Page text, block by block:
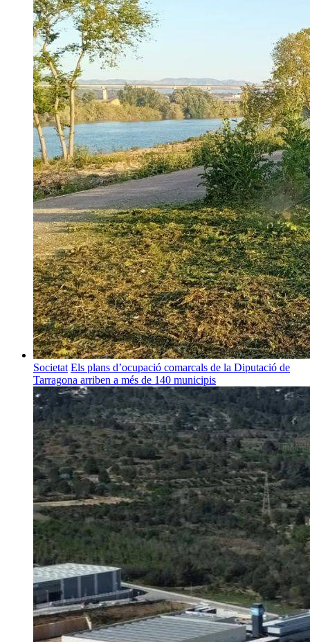
Societat Els plans d’ocupació comarcals de la Diputació de
Tarragona arriben a més de 140 municipis